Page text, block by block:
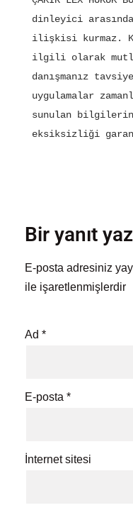
dinleyici
ilişkisi kurmaz.
ilgili olarak
danışmanız
uygulamalar
sunulan
eksiksizliği
Bir yanıt
E-posta adresiniz
ile işaretlenmişlerdir
Ad *
E-posta *
İnternet sitesi